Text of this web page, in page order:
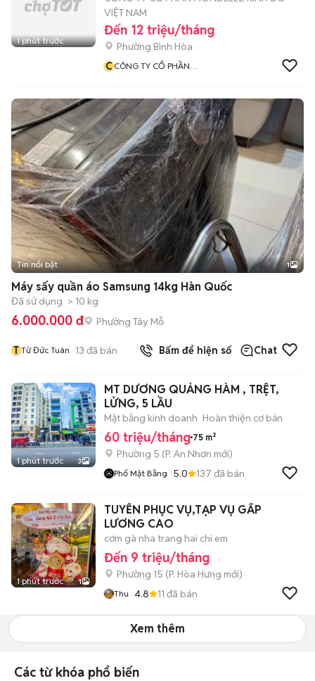
1 phút trước
VIỆT NAM
Đến 12 triệu/tháng
Phường Bình Hòa
CCÔNG TY CỔ PHẦN
Tin nổi bật 1
Máy sấy quần áo Samsung 14kg Hàn Quốc
Đã sử dụng > 10 kg
6.000.000 đ Phường Tây Mỗ
T Từ Đức Tuân 13 đã bán Bấm để hiện số Chat
1 phút trước 3
MT DƯƠNG QUẢNG HÀM , TRỆT,
LỬNG, 5 LẦU
Mặt bằng kinh doanh Hoàn thiện cơ bản
60 triệu/tháng 75 m²
Phường 5 (P. An Nhơn mới)
Phố Mặt Bằng 5.0 137 đã bán
1 phút trước 1
TUYỂN PHỤC VỤ,TẠP VỤ GẤP
LƯƠNG CAO
cơm gà nha trang hai chi em
Đến 9 triệu/tháng
Phường 15 (P. Hòa Hưng mới)
Thu 4.8 11 đã bán
Xem thêm
Các từ khóa phổ biến